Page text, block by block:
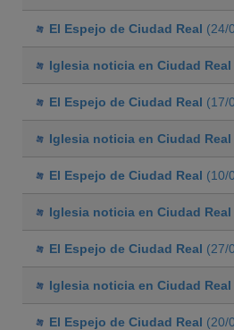
El Espejo de Ciudad Real (24/
Iglesia noticia en Ciudad Real
El Espejo de Ciudad Real (17/
Iglesia noticia en Ciudad Real
El Espejo de Ciudad Real (10/
Iglesia noticia en Ciudad Real
El Espejo de Ciudad Real (27/
Iglesia noticia en Ciudad Real
El Espejo de Ciudad Real (20/